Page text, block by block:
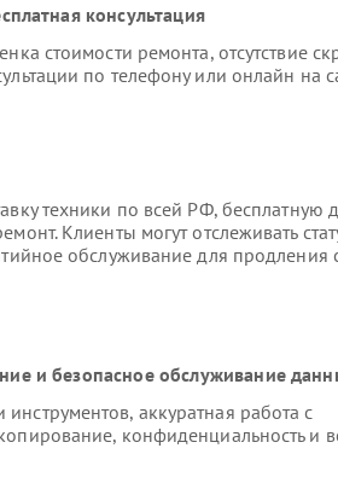
консультация
стоимости ремонта, отсутствие
по телефону или онлайн на
техники по всей РФ, бесплатную
Клиенты могут отслеживать
обслуживание для продления
и безопасное обслуживание
аккуратная работа с
конфиденциальность и